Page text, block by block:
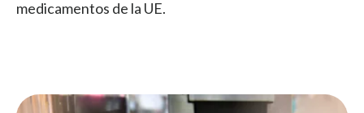
medicamentos de la UE.